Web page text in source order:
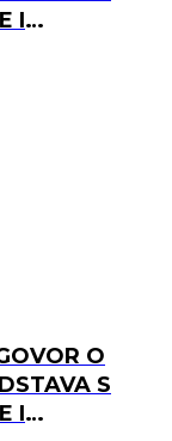
I
U
O
S
I